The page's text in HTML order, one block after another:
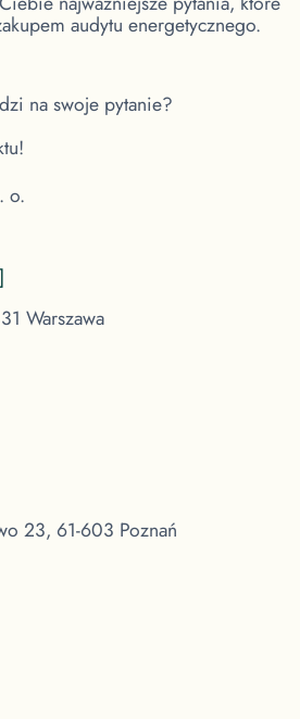
audytu energetycznego.
na swoje pytanie?
o.
Warszawa
23, 61-603 Poznań